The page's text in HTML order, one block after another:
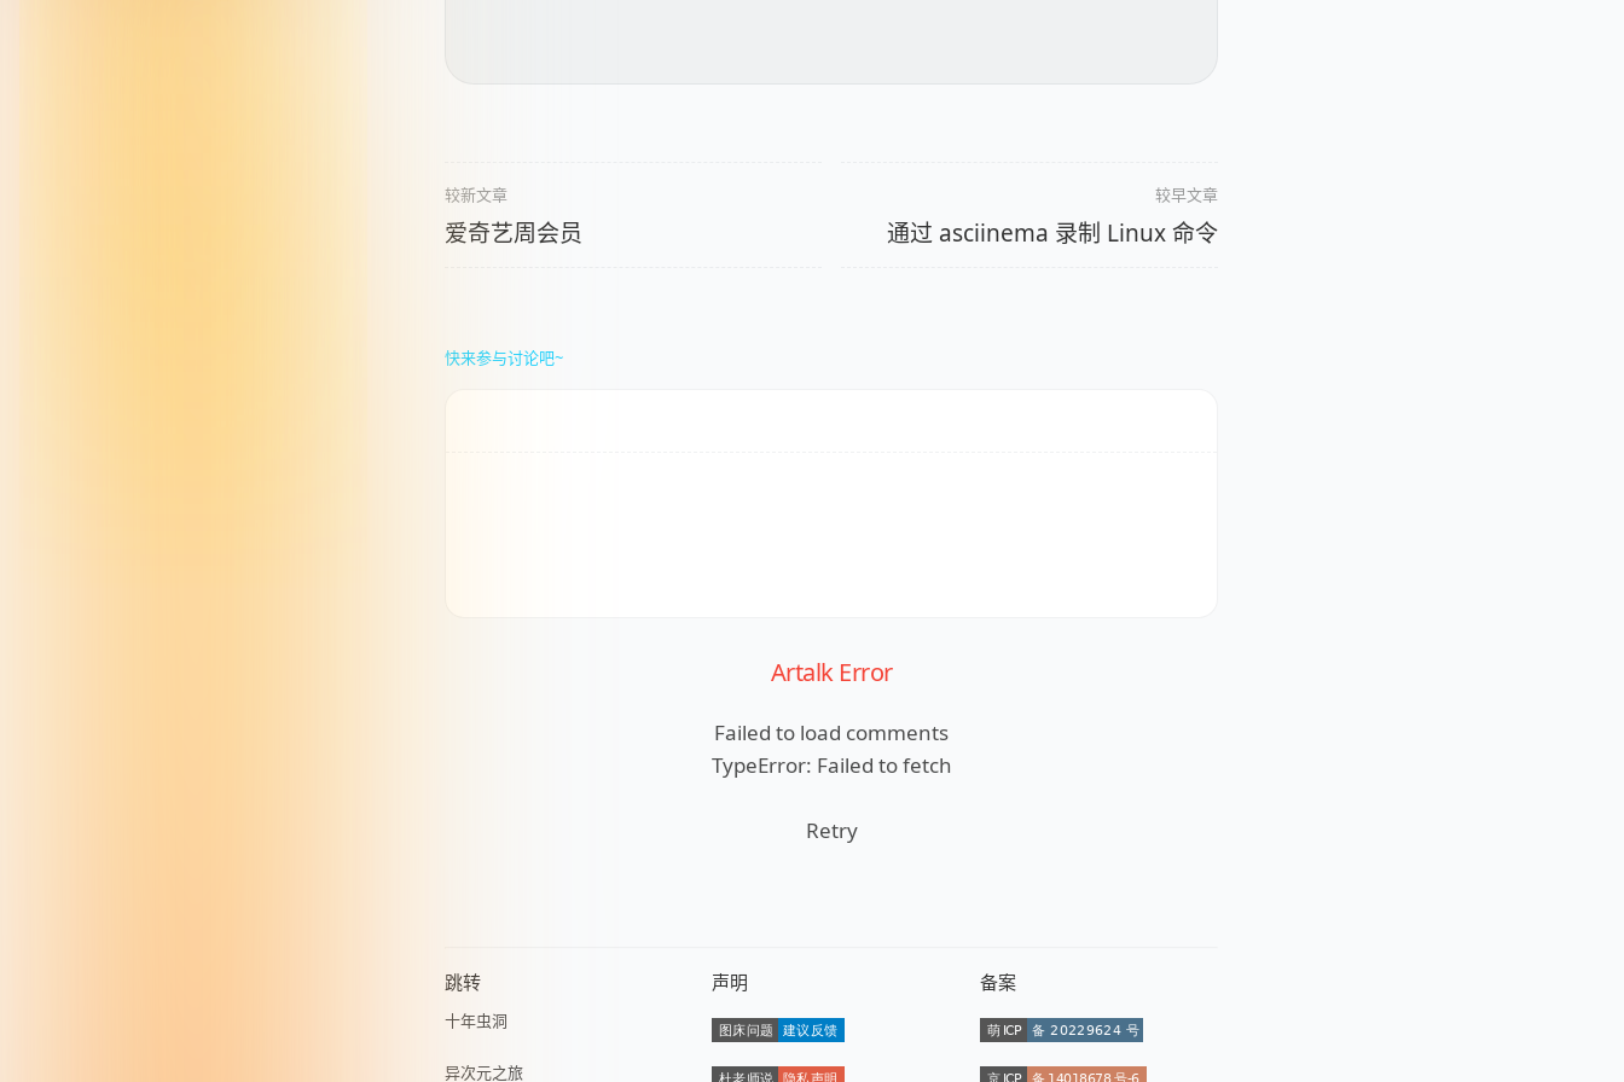
较新文章
爱奇艺周会员
较早文章
通过 asciinema 录制 Linux 命令
快来参与讨论吧~
Artalk Error
Failed to load comments
TypeError: Failed to fetch
Retry
跳转
十年虫洞
异次元之旅
声明 备案